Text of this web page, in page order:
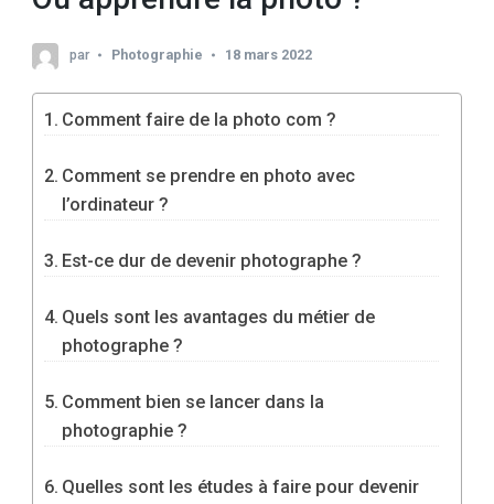
par Photographie 18 mars 2022
Comment faire de la photo com ?
Comment se prendre en photo avec
l’ordinateur ?
Est-ce dur de devenir photographe ?
Quels sont les avantages du métier de
photographe ?
Comment bien se lancer dans la
photographie ?
Quelles sont les études à faire pour devenir